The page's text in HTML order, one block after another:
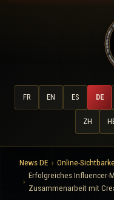
FR EN ES DE
ZH
News DE
Online-
Erfolgreiches Influencer-
Zusammenarbeit mit